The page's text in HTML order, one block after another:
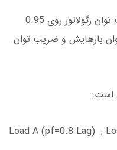
3- وقتی در صورت مساله گفته ضریب توان رگولاتور روی 0.95
بارهایش و ضریب توان
است:
Load A (pf=0.8 Lag) ,